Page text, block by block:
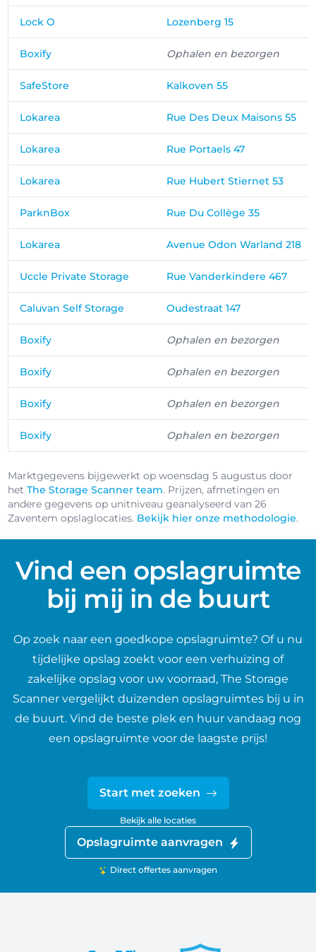
Lock O Lozenberg 15
Boxify Ophalen en bezorgen
SafeStore Kalkoven 55
Lokarea Rue Des Deux Maisons 55
Lokarea Rue Portaels 47
Lokarea Rue Hubert Stiernet 53
ParknBox Rue Du Collège 35
Lokarea Avenue Odon Warland 218
Uccle Private Storage Rue Vanderkindere 467
Caluvan Self Storage Oudestraat 147
Boxify Ophalen en bezorgen
Boxify Ophalen en bezorgen
Boxify Ophalen en bezorgen
Boxify Ophalen en bezorgen
Marktgegevens bijgewerkt op woensdag 5 augustus door
hetThe Storage Scanner team. Prijzen, afmetingen en
andere gegevens op unitniveau geanalyseerd van 26
Zaventem opslaglocaties. Bekijk hier onze methodologie.
Vind een opslagruimte
bij mij in de buurt
Op zoek naar een goedkope opslagruimte? Of u nu
tijdelijke opslag zoekt voor een verhuizing of
zakelijke opslag voor uw voorraad, The Storage
Scanner vergelijkt duizenden opslagruimtes bij u in
de buurt. Vind de beste plek en huur vandaag nog
een opslagruimte voor de laagste prijs!
Start met zoeken
Bekijk alle locaties
Opslagruimte aanvragen
Direct offertes aanvragen